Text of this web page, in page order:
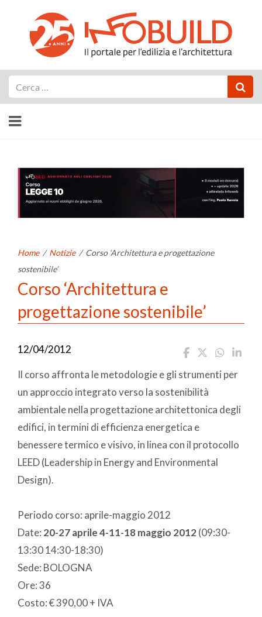
Home / Notizie / Corso ‘Architettura e progettazione
sostenibile’
Corso ‘Architettura e
progettazione sostenibile’
12/04/2012
Il corso affronta le metodologie e gli strumenti per
un approccio integrato verso la sostenibilità
ambientale nella progettazione architettonica degli
edifici, in termini di efficienza energetica e
benessere termico e visivo, in linea con il protocollo
LEED (Leadership in Energy and Environmental
Design).
Periodo corso: aprile-maggio 2012
Date: 20-27 aprile 4-11-18 maggio 2012(09:30-
13:30 14:30-18:30)
Sede: BOLOGNA
Ore: 36
Costo: € 390,00 + IVA